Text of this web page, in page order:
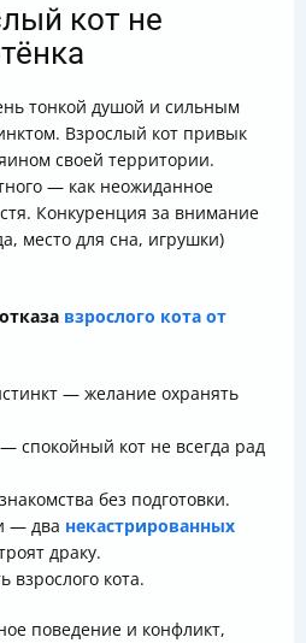
кот не
тонкой душой и сильным
Взрослый кот привык
своей территории.
— как неожиданное
Конкуренция за внимание
место для сна, игрушки)
взрослого кота от
— желание охранять
спокойный кот не всегда рад
без подготовки.
— два некастрированных
драку.
взрослого кота.
поведение и конфликт,